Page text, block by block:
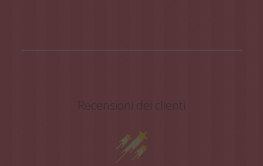
Recensioni dei clienti